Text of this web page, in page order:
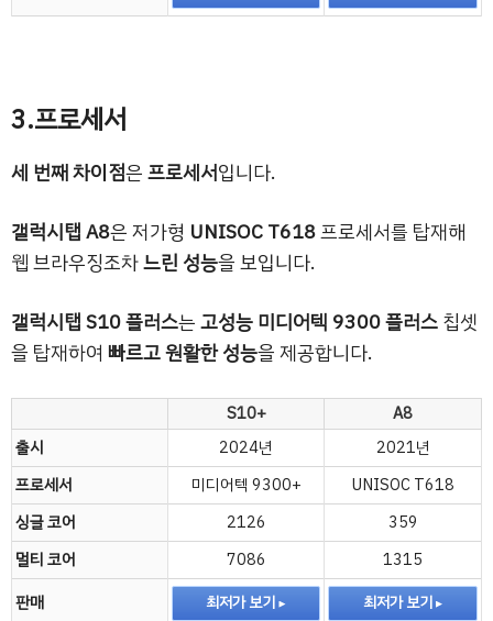
3.프로세서
세 번째 차이점은프로세서입니다.
갤럭시탭 A8은 저가형 UNISOC T618프로세서를 탑재해
웹 브라우징조차느린 성능을 보입니다.
갤럭시탭 S10 플러스는고성능 미디어텍 9300 플러스칩셋
을 탑재하여 빠르고 원활한 성능을 제공합니다.
S10+
A8
출시
2024년
2021년
프로세서
미디어텍 9300+
UNISOC T618
싱글 코어
2126
359
멀티 코어
7086
1315
판매
최저가 보기 최저가 보기